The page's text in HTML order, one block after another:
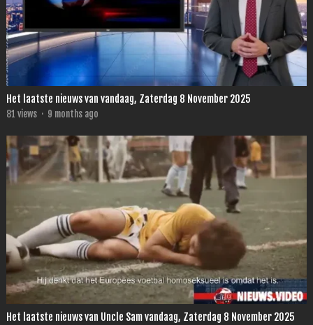
Het laatste nieuws van vandaag, Zaterdag 8 November 2025
81 views · 9 months ago
Het laatste nieuws van Uncle Sam vandaag, Zaterdag 8 November 2025